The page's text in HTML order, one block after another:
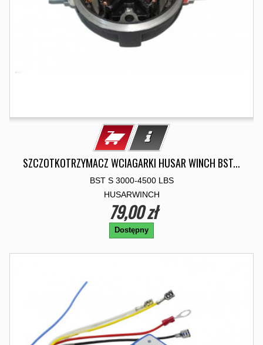
SZCZOTKOTRZYMACZ WCIAGARKI HUSAR WINCH BST...
BST S 3000-4500 LBS
HUSARWINCH
79,00 zł
Dostępny